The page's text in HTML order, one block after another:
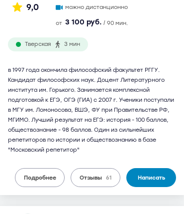
9,0
можно дистанционно
от 3 100 руб. / 90 мин.
Тверская 3 мин
в 1997 года окончила философский факультет РГГУ.
Кандидат философских наук. Доцент Литературного
института им. Горького. Занимается комплексной
подготовкой к ЕГЭ, ОГЭ (ГИА) с 2007 г. Ученики поступали
в МГУ им. Ломоносова, ВШЭ, ФУ при Правительстве РФ,
МГИМО. Лучший результат на ЕГЭ: история - 100 баллов,
обществознание - 98 баллов. Один из сильнейших
репетиторов по истории и обществознанию в базе
"Московский репетитор"
Подробнее Отзывы 61 Написать